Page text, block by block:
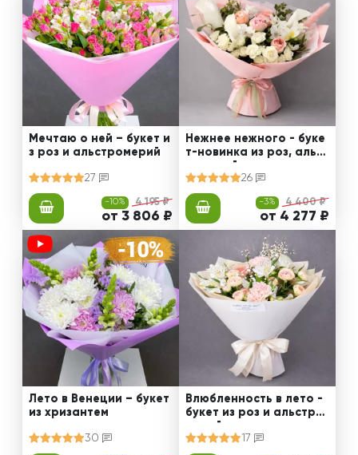
Мечтаю о ней – букет и
з роз и альстромерий
27
-10% 4 195 ₽
от 3 806 ₽
Нежнее нежного - буке
т-новинка из роз, альст
ромерий и калл
26
-3% 4 400 ₽
от 4 277 ₽
Лето в Венеции – букет
из хризантем
30
Влюбленность в лето -
букет из роз и альстро
мерий
17